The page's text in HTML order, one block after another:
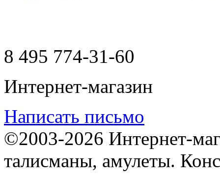
8 495 774-31-60
Интернет-магазин
Написать письмо
©2003-2026 Интернет-
талисманы, амулеты.